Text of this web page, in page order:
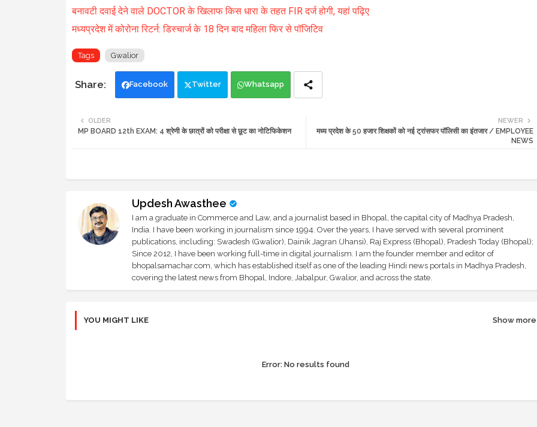
बनावटी दवाई देने वाले DOCTOR के खिलाफ किस धारा के तहत FIR दर्ज होगी, यहां पढ़िए
मध्यप्रदेश में कोरोना रिटर्न: डिस्चार्ज के 18 दिन बाद महिला फिर से पॉजिटिव
Tags Gwalior
Facebook Twitter Whatsapp
NEWER
मध्य प्रदेश के 50 हजार शिक्षकों को नई ट्रांसफर पॉलिसी का इंतजार / EMPLOYEE
NEWS
OLDER
MP BOARD 12th EXAM: 4 श्रेणी के छात्रों को परीक्षा से छूट का नोटिफिकेशन
Updesh Awasthee
I am a graduate in Commerce and Law, and a journalist based in Bhopal, the capital city of Madhya Pradesh,
India. I have been working in journalism since 1994. Over the years, I have served with several prominent
publications, including: Swadesh (Gwalior), Dainik Jagran (Jhansi), Raj Express (Bhopal), Pradesh Today (Bhopal);
Since 2012, I have been working full-time in digital journalism. I am the founder member and editor of
bhopalsamachar.com, which has established itself as one of the leading Hindi news portals in Madhya Pradesh,
covering the latest news from Bhopal, Indore, Jabalpur, Gwalior, and across the state.
YOU MIGHT LIKE Show more
Error:No results found